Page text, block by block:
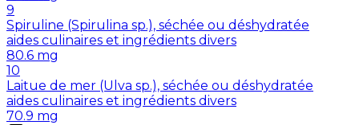
9
Spiruline (Spirulina sp.), séchée ou déshydratée
aides culinaires et ingrédients divers
80.6 mg
10
Laitue de mer (Ulva sp.), séchée ou déshydratée
aides culinaires et ingrédients divers
70.9 mg